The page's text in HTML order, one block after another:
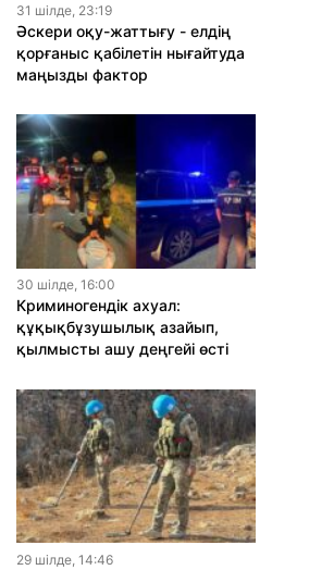
31 шiлде, 23:19
Әскери оқу-жаттығу - елдің
қорғаныс қабілетін нығайтуда
маңызды фактор
30 шiлде, 16:00
Криминогендік ахуал:
құқықбұзушылық азайып,
қылмысты ашу деңгейі өсті
29 шiлде, 14:46